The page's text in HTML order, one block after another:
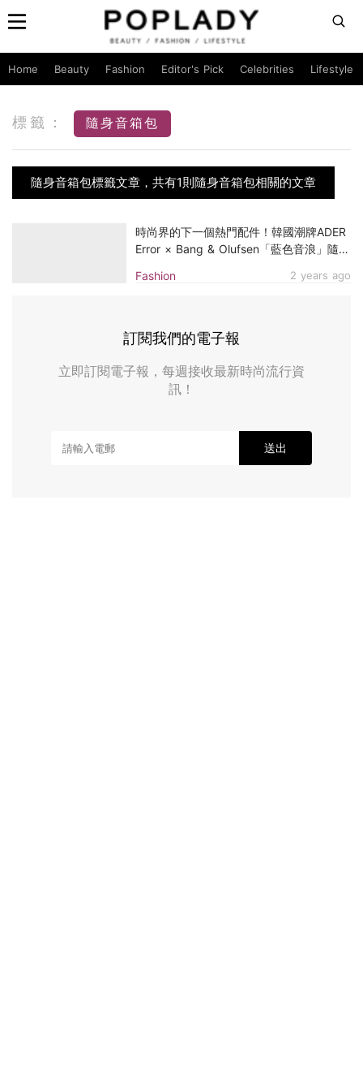
Home Beauty Fashion Editor's Pick Celebrities Lifestyle
標籤： 隨身音箱包
隨身音箱包標籤文章，共有1則隨身音箱包相關的文章
Fashion 2 years ago
時尚界的下一個熱門配件！韓國潮牌ADER
Error × Bang & Olufsen「藍色音浪」隨身
訂閱我們的電子報
立即訂閱電子報，每週接收最新時尚流行資
訊！
送出